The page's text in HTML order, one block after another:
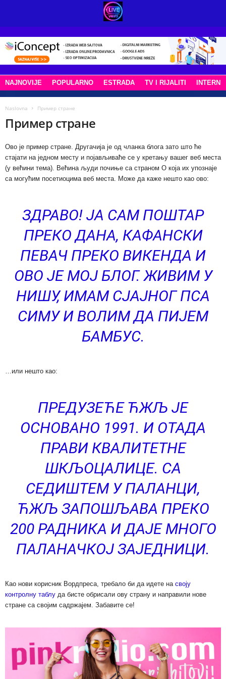
NAJNOVIJE POPULARNO ESTRADA TV I RIJALITI
Naslovna Пример стране
Пример стране
Ово је пример стране. Другачија је од чланка блога зато што ће
стајати на једном месту и појављиваће се у кретању вашег веб места
(у већини тема). Већина људи почиње са страном О која их упознаје
са могућим посетиоцима веб места. Може да каже нешто као ово:
ЗДРАВО! ЈА САМ ПОШТАР
ПРЕКО ДАНА, КАФАНСКИ
ПЕВАЧ ПРЕКО ВИКЕНДА И
ОВО ЈЕ МОЈ БЛОГ. ЖИВИМ У
НИШУ, ИМАМ СЈАЈНОГ ПСА
СИМУ И ВОЛИМ ДА ПИЈЕМ
БАМБУС.
…или нешто као:
ПРЕДУЗЕЋЕ ЋЖЉ ЈЕ
ОСНОВАНО 1991. И ОТАДА
ПРАВИ КВАЛИТЕТНЕ
ШКЉОЦАЛИЦЕ. СА
СЕДИШТЕМ У ПАЛАНЦИ,
ЋЖЉ ЗАПОШЉАВА ПРЕКО
200 РАДНИКА И ДАЈЕ МНОГО
ПАЛАНАЧКОЈ ЗАЈЕДНИЦИ.
Као нови корисник Вордпреса, требало би да идете на своју
контролну таблу да бисте обрисали ову страну и направили нове
стране са својим садржајем. Забавите се!